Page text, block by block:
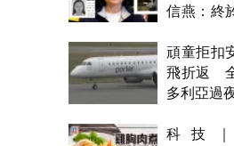
信燕：終
頑童拒扣
飛折返
多利亞過
科技｜